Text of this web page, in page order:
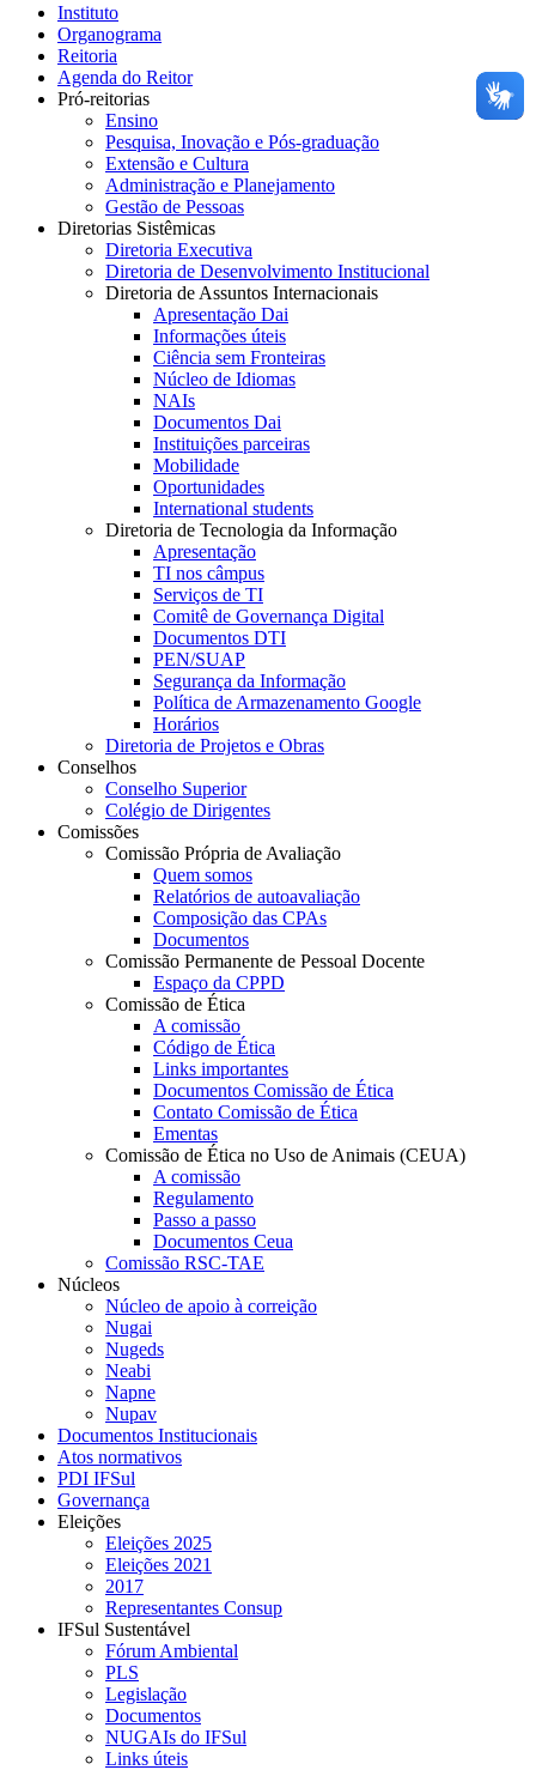
Instituto
Organograma
Reitoria
Agenda do Reitor
Pró-reitorias
Ensino
Pesquisa, Inovação e Pós-graduação
Extensão e Cultura
Administração e Planejamento
Gestão de Pessoas
Diretorias Sistêmicas
Diretoria Executiva
Diretoria de Desenvolvimento Institucional
Diretoria de Assuntos Internacionais
Apresentação Dai
Informações úteis
Ciência sem Fronteiras
Núcleo de Idiomas
NAIs
Documentos Dai
Instituições parceiras
Mobilidade
Oportunidades
International students
Diretoria de Tecnologia da Informação
Apresentação
TI nos câmpus
Serviços de TI
Comitê de Governança Digital
Documentos DTI
PEN/SUAP
Segurança da Informação
Política de Armazenamento Google
Horários
Diretoria de Projetos e Obras
Conselhos
Conselho Superior
Colégio de Dirigentes
Comissões
Comissão Própria de Avaliação
Quem somos
Relatórios de autoavaliação
Composição das CPAs
Documentos
Comissão Permanente de Pessoal Docente
Espaço da CPPD
Comissão de Ética
A comissão
Código de Ética
Links importantes
Documentos Comissão de Ética
Contato Comissão de Ética
Ementas
Comissão de Ética no Uso de Animais (CEUA)
A comissão
Regulamento
Passo a passo
Documentos Ceua
Comissão RSC-TAE
Núcleos
Núcleo de apoio à correição
Nugai
Nugeds
Neabi
Napne
Nupav
Documentos Institucionais
Atos normativos
PDI IFSul
Governança
Eleições
Eleições 2025
Eleições 2021
2017
Representantes Consup
IFSul Sustentável
Fórum Ambiental
PLS
Legislação
Documentos
NUGAIs do IFSul
Links úteis